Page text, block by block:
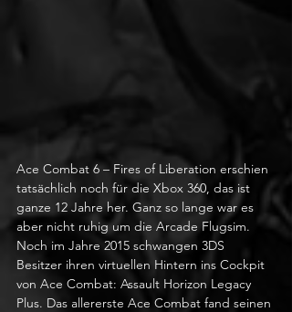
Ace Combat 6 – Fires of Liberation erschien
tatsächlich noch für die Xbox 360, das ist
ganze 12 Jahre her. Ganz so lange war es
aber nicht ruhig um die Arcade Flugsim.
Noch im Jahre 2015 schwangen 3DS
Besitzer ihren virtuellen Hintern ins Cockpit
von Ace Combat: Assault Horizon Legacy
Plus. Das allererste Ace Combat fand seinen